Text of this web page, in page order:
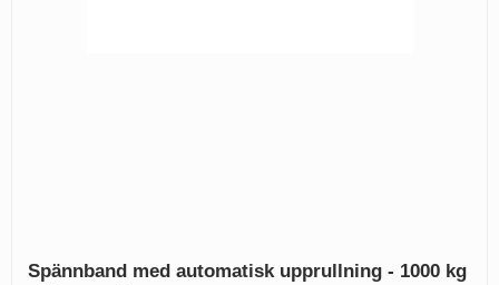
Spännband med automatisk upprullning - 1000 kg